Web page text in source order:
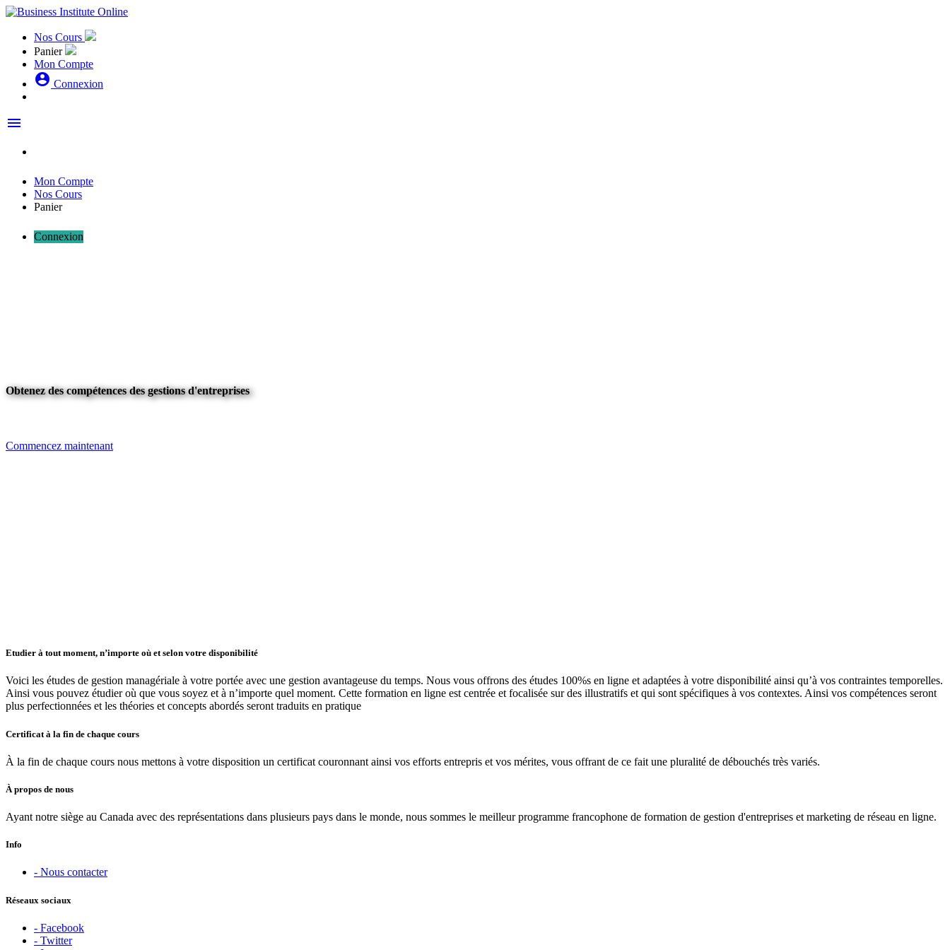
Nos Cours
Panier
Mon Compte
account_circle Connexion
menu
Mon Compte
Nos Cours
Panier
Connexion
Obtenez des compétences des gestions d'entreprises
Commencez maintenant
Etudier à tout moment, n’importe où et selon votre disponibilité
Voici les études de gestion managériale à votre portée avec une gestion avantageuse du temps. Nous vous offrons des études 100%s en ligne et adaptées à votre disponibilité ainsi qu’à vos contraintes temporelles.
Ainsi vous pouvez étudier où que vous soyez et à n’importe quel moment. Cette formation en ligne est centrée et focalisée sur des illustratifs et qui sont spécifiques à vos contextes. Ainsi vos compétences seront
plus perfectionnées et les théories et concepts abordés seront traduits en pratique
Certificat à la fin de chaque cours
À la fin de chaque cours nous mettons à votre disposition un certificat couronnant ainsi vos efforts entrepris et vos mérites, vous offrant de ce fait une pluralité de débouchés très variés.
À propos de nous
Ayant notre siège au Canada avec des représentations dans plusieurs pays dans le monde, nous sommes le meilleur programme francophone de formation de gestion d'entreprises et marketing de réseau en ligne.
Info
- Nous contacter
Réseaux sociaux
- Facebook
- Twitter